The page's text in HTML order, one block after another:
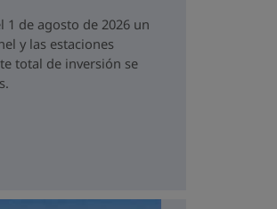
1 de agosto de 2026 un
y las estaciones
total de inversión se